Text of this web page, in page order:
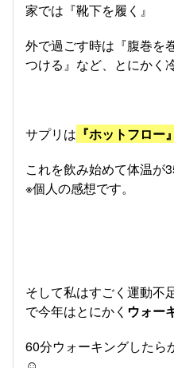
家では『靴下を履く』
外で過ごす時は『腹巻を
つける』など、とにかく
サプリは 『ホットフロー』
これを飲み始めて体温
※個人の感想です。
そして私はすごく運動不
で今年はとにかく ウォー
60分ウォーキングしたら